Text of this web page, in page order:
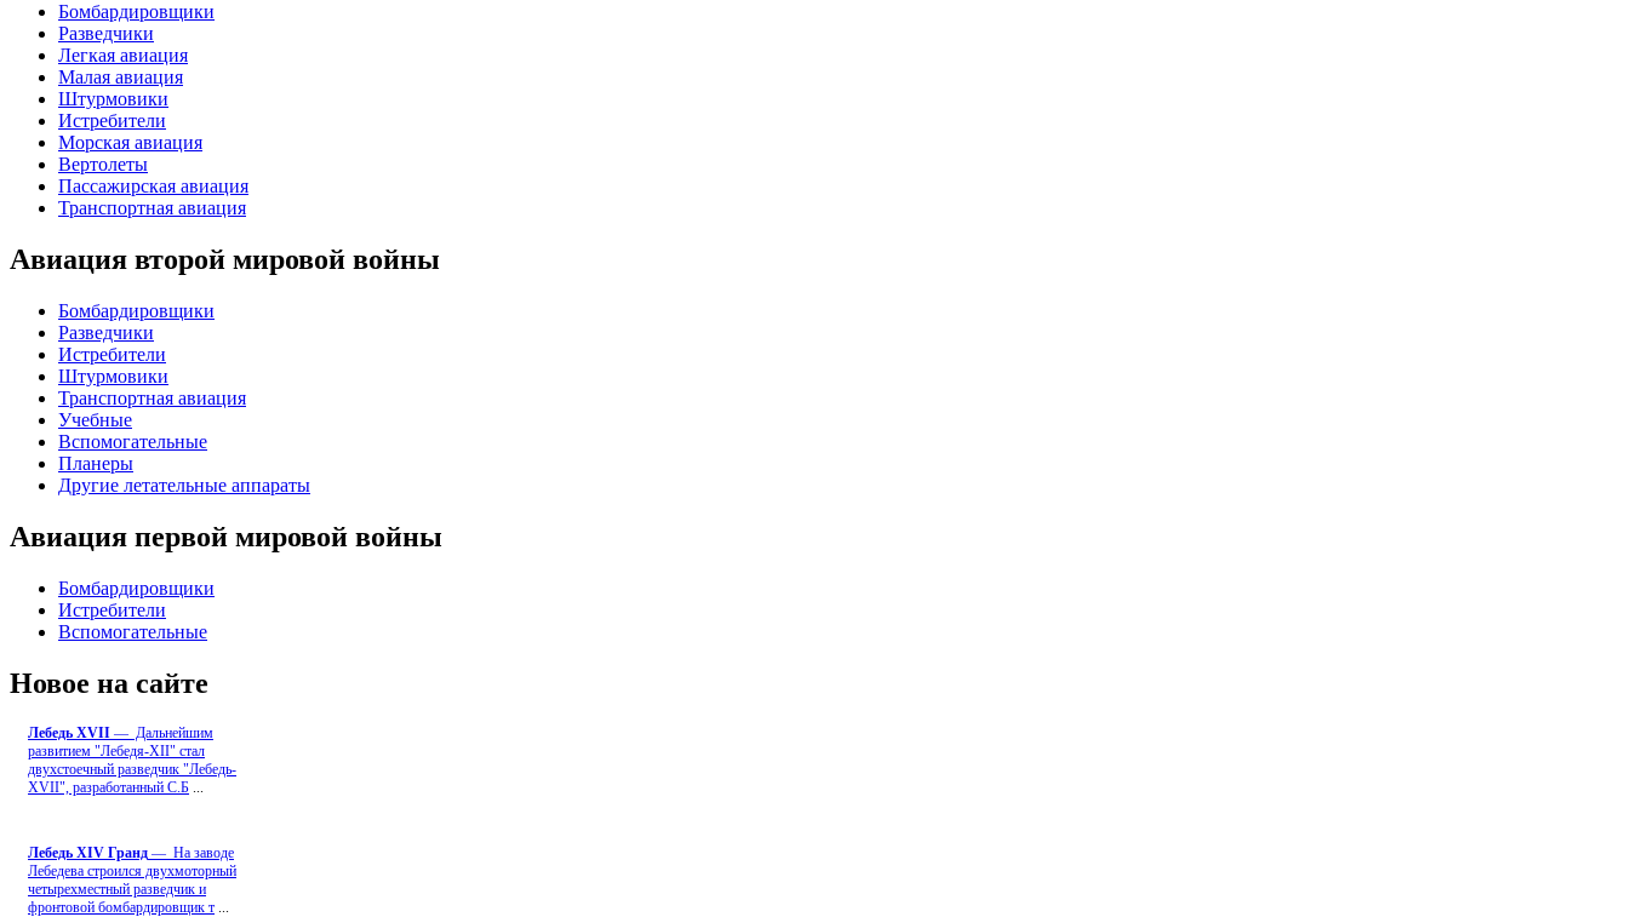
Бомбардировщики
Разведчики
Легкая авиация
Малая авиация
Штурмовики
Истребители
Морская авиация
Вертолеты
Пассажирская авиация
Транспортная авиация
Авиация второй мировой войны
Бомбардировщики
Разведчики
Истребители
Штурмовики
Транспортная авиация
Учебные
Вспомогательные
Планеры
Другие летательные аппараты
Авиация первой мировой войны
Бомбардировщики
Истребители
Вспомогательные
Новое на сайте
Лебедь ХVII — Дальнейшим
развитием "Лебедя-ХII" стал
двухстоечный разведчик "Лебедь-
XVII", разработанный С.Б
Лебедь ХIV Гранд — На заводе
Лебедева строился двухмоторный
четырехместный разведчик и
фронтовой бомбардировщик т